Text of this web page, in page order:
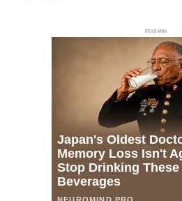
РЕКЛАМА